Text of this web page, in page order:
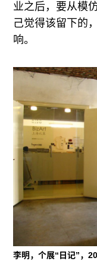
业之后，要从模
己觉得该留下的
响。
李明，个展“日记”，